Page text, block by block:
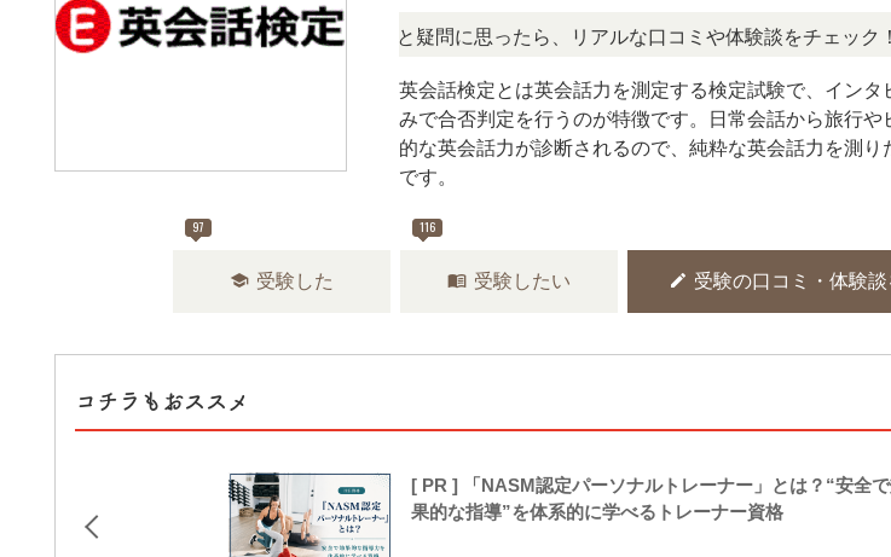
の検定、難しい？」「どんな試験？」と疑問に思ったら、リアルな口コミや体験談をチェック！資格
英会話検定とは英会話力を測定する検定試験で、インタ
みで合否判定を行うのが特徴です。日常会話から旅行や
的な英会話力が診断されるので、純粋な英会話力を測り
です。
97
school 受験した
116
menu_book 受験したい edit 受験の口コミ・体験談
コチラもおススメ
[ PR ] 「NASM認定パーソナルトレーナー」とは？“安全
果的な指導”を体系的に学べるトレーナー資格